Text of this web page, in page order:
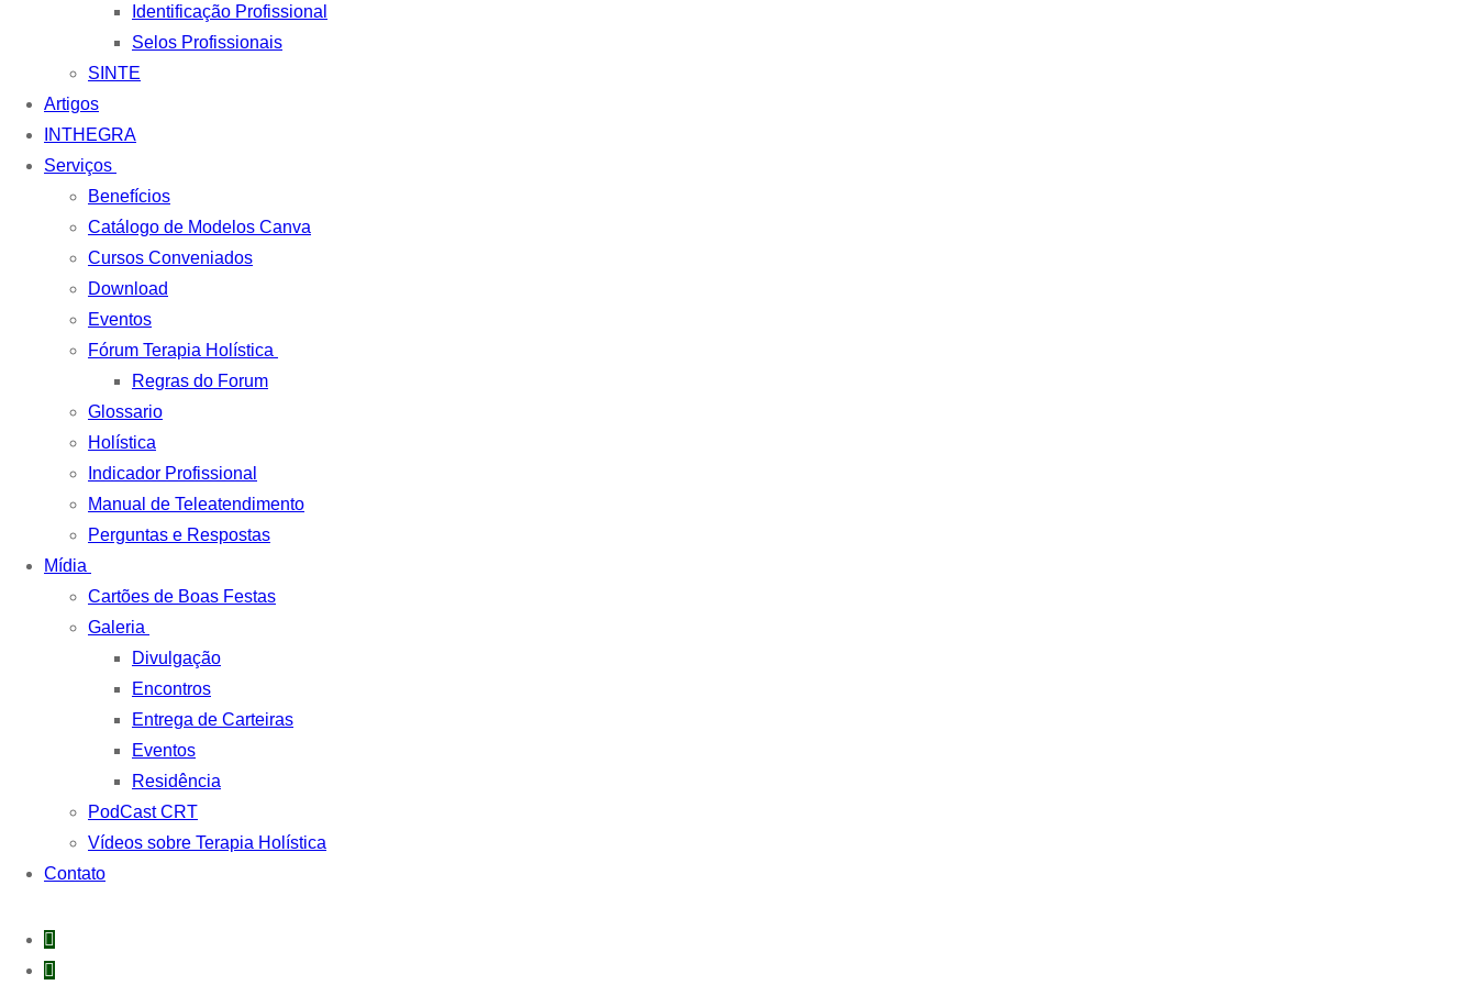
Identificação Profissional
Selos Profissionais
SINTE
Artigos
INTHEGRA
Serviços
Benefícios
Catálogo de Modelos Canva
Cursos Conveniados
Download
Eventos
Fórum Terapia Holística
Regras do Forum
Glossario
Holística
Indicador Profissional
Manual de Teleatendimento
Perguntas e Respostas
Mídia
Cartões de Boas Festas
Galeria
Divulgação
Encontros
Entrega de Carteiras
Eventos
Residência
PodCast CRT
Vídeos sobre Terapia Holística
Contato